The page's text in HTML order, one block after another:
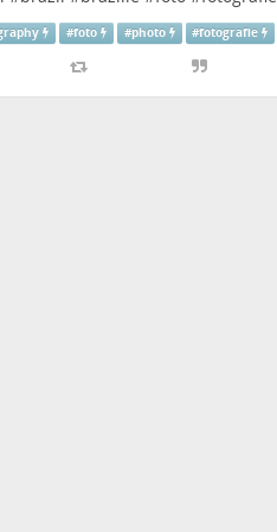
#foto #photo #fotografie